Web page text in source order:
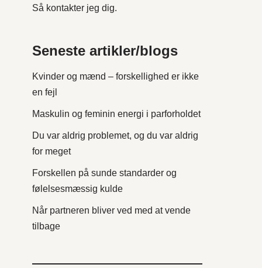
Så kontakter jeg dig.
Seneste artikler/blogs
Kvinder og mænd – forskellighed er ikke
en fejl
Maskulin og feminin energi i parforholdet
Du var aldrig problemet, og du var aldrig
for meget
Forskellen på sunde standarder og
følelsesmæssig kulde
Når partneren bliver ved med at vende
tilbage